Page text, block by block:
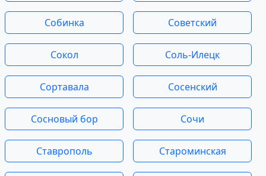
Собинка Советский
Сокол Соль-Илецк
Сортавала Сосенский
Сосновый бор Сочи
Ставрополь Староминская